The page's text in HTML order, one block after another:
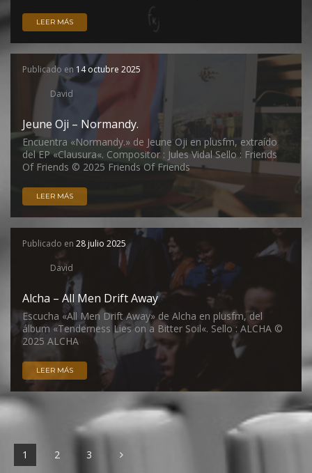
LEER MÁS
Publicado en 14 octubre 2025
David
Jeune Oji – Normandy.
Encuentra «Normandy.» de Jeune Oji en plusfm, extraído
del EP «Clausura«. Compositor : Jules Vidal Sello : Friends
Of Friends © 2025 Friends Of Friends
LEER MÁS
Publicado en 28 julio 2025
David
Alcha – All Men Drift Away
Escucha «All Men Drift Away» de Alcha en plusfm, del
álbum «Tenderness Lies on a Bitter Soil«. Sello : ALCHA ©
2025 ALCHA
LEER MÁS
1 2 3